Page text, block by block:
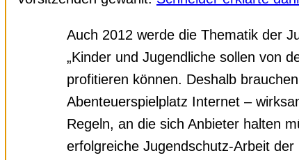
Auch 2012 werde die Thematik der
„Kinder und Jugendliche sollen von
profitieren können. Deshalb
Abenteuerspielplatz Internet –
Regeln, an die sich Anbieter halten
erfolgreiche Jugendschutz-Arbeit